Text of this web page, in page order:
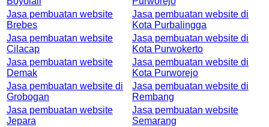
Jasa pembuatan website
Brebes
Jasa pembuatan website di
Kota Purbalingga
Jasa pembuatan website
Cilacap
Jasa pembuatan website di
Kota Purwokerto
Jasa pembuatan website
Demak
Jasa pembuatan website di
Kota Purworejo
Jasa pembuatan website di
Grobogan
Jasa pembuatan website di
Rembang
Jasa pembuatan website
Jepara
Jasa pembuatan website
Semarang